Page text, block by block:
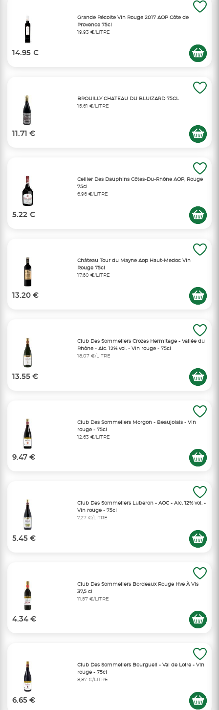
Grande Récolte Vin Rouge 2017 AOP Côte de
Provence 75cl
19,93 €/LITRE
14.95 €
BROUILLY CHATEAU DU BLUIZARD 75CL
15,61 €/LITRE
11.71 €
Cellier Des Dauphins Côtes-Du-Rhône AOP, Rouge
75cl
6,96 €/LITRE
5.22 €
Château Tour du Mayne Aop Haut-Medoc Vin
Rouge 75cl
17,60 €/LITRE
13.20 €
Club Des Sommeliers Crozes Hermitage - Vallée du
Rhône - Alc. 12% vol. - Vin rouge - 75cl
18,07 €/LITRE
13.55 €
Club Des Sommeliers Morgon - Beaujolais - Vin
rouge - 75cl
12,63 €/LITRE
9.47 €
Club Des Sommeliers Luberon - AOC - Alc. 12% vol. -
Vin rouge - 75cl
7,27 €/LITRE
5.45 €
Club Des Sommeliers Bordeaux Rouge Hve À Vis
37,5 cl
11,57 €/LITRE
4.34 €
Club Des Sommeliers Bourgueil - Val de Loire - Vin
rouge - 75cl
8,87 €/LITRE
6.65 €